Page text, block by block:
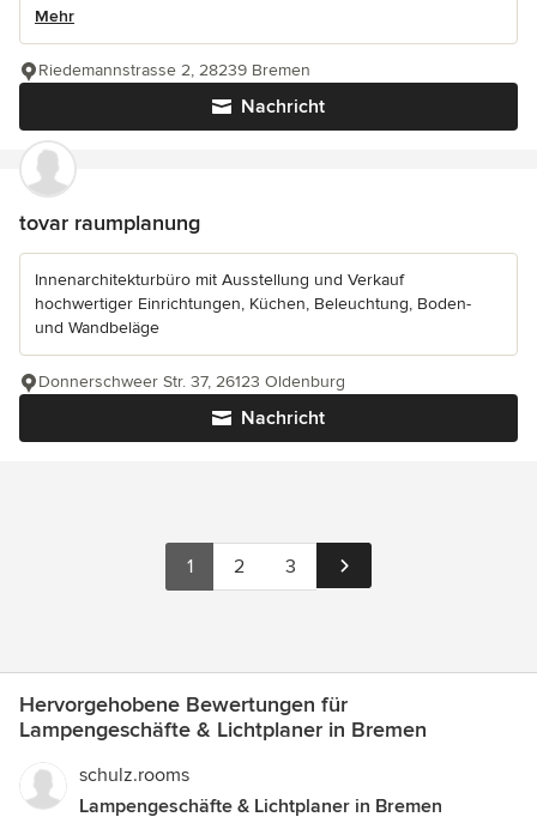
Mehr
Nachricht
Riedemannstrasse 2, 28239 Bremen
tovar raumplanung
Innenarchitekturbüro mit Ausstellung und Verkauf
hochwertiger Einrichtungen, Küchen, Beleuchtung, Boden-
und Wandbeläge
Nachricht
Donnerschweer Str. 37, 26123 Oldenburg
1 2 3
Hervorgehobene Bewertungen für
Lampengeschäfte & Lichtplaner in Bremen
schulz.rooms
Lampengeschäfte & Lichtplaner in Bremen